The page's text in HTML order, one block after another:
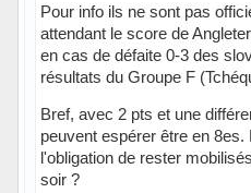
Pour info ils ne sont pas
attendant le score de
en cas de défaite 0-3 des
résultats du Groupe F
Bref, avec 2 pts et une
peuvent espérer être en
l'obligation de rester
soir ?